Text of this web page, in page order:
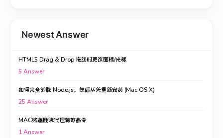
Newest Answer
HTML5 Drag & Drop 拖动时更改图标/光标
5 Answer
如何完全卸载 Node.js，然后从头重新安装 (Mac OS X)
25 Answer
MAC终端删除代理有效命令
1Answer